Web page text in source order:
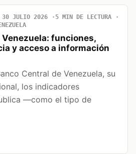
30 JULIO 2026
5 MIN DE LECTURA
Venezuela: funciones,
y acceso a información
Central de Venezuela, su
los indicadores
—como el tipo de